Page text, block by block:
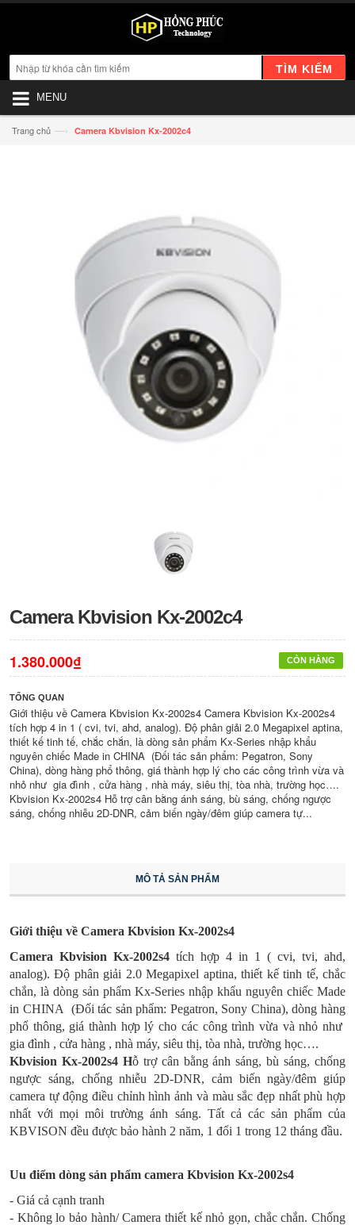
TÌM KIẾM
MENU
Trang chủ —› Camera Kbvision Kx-2002c4
Camera Kbvision Kx-2002c4
CÒN HÀNG
1.380.000₫
TỔNG QUAN
Giới thiệu về Camera Kbvision Kx-2002s4 Camera Kbvision Kx-2002s4
tích hợp 4 in 1 ( cvi, tvi, ahd, analog). Độ phân giải 2.0 Megapixel aptina,
thiết kế tinh tế, chắc chắn, là dòng sản phẩm Kx-Series nhập khẩu
nguyên chiếc Made in CHINA (Đối tác sản phẩm: Pegatron, Sony
China), dòng hàng phổ thông, giá thành hợp lý cho các công trình vừa và
nhỏ như gia đình , cửa hàng , nhà máy, siêu thị, tòa nhà, trường học….
Kbvision Kx-2002s4 Hỗ trợ cân bằng ánh sáng, bù sáng, chống ngược
sáng, chống nhiễu 2D-DNR, cảm biến ngày/đêm giúp camera tự...
MÔ TẢ SẢN PHẨM
Giới thiệu về Camera Kbvision Kx-2002s4
Camera Kbvision Kx-2002s4 tích hợp 4 in 1 ( cvi, tvi, ahd,
analog). Độ phân giải 2.0 Megapixel aptina, thiết kế tinh tế, chắc
chắn, là dòng sản phẩm Kx-Series nhập khẩu nguyên chiếc Made
in CHINA (Đối tác sản phẩm: Pegatron, Sony China), dòng hàng
phổ thông, giá thành hợp lý cho các công trình vừa và nhỏ như
gia đình , cửa hàng , nhà máy, siêu thị, tòa nhà, trường học….
Kbvision Kx-2002s4 Hỗ trợ cân bằng ánh sáng, bù sáng, chống
ngược sáng, chống nhiễu 2D-DNR, cảm biến ngày/đêm giúp
camera tự động điều chỉnh hình ảnh và màu sắc đẹp nhất phù hợp
nhất với mọi môi trường ánh sáng. Tất cả các sản phẩm của
KBVISON đều được bảo hành 2 năm, 1 đổi 1 trong 12 tháng đầu.
Uu điểm dòng sản phẩm camera Kbvision Kx-2002s4
- Giá cả cạnh tranh
- Không lo bảo hành/ Camera thiết kế nhỏ gọn, chắc chắn. Chống